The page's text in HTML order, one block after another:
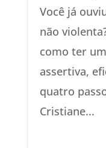
Você já
não
como ter
assertiva,
quatro
Cristiane...